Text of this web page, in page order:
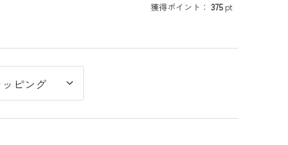
獲得ポイント： 375 pt